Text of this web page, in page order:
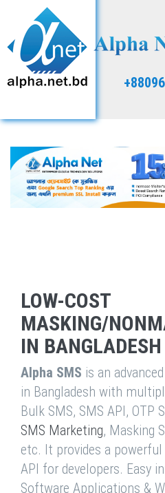
LOW-COST
MASKING/
IN
Alpha SMS is an
in Bangladesh with
Bulk SMS, SMS API, OTP
SMS Marketing, Masking
etc. It provides a powerful
API for developers. Easy
Software Applications &